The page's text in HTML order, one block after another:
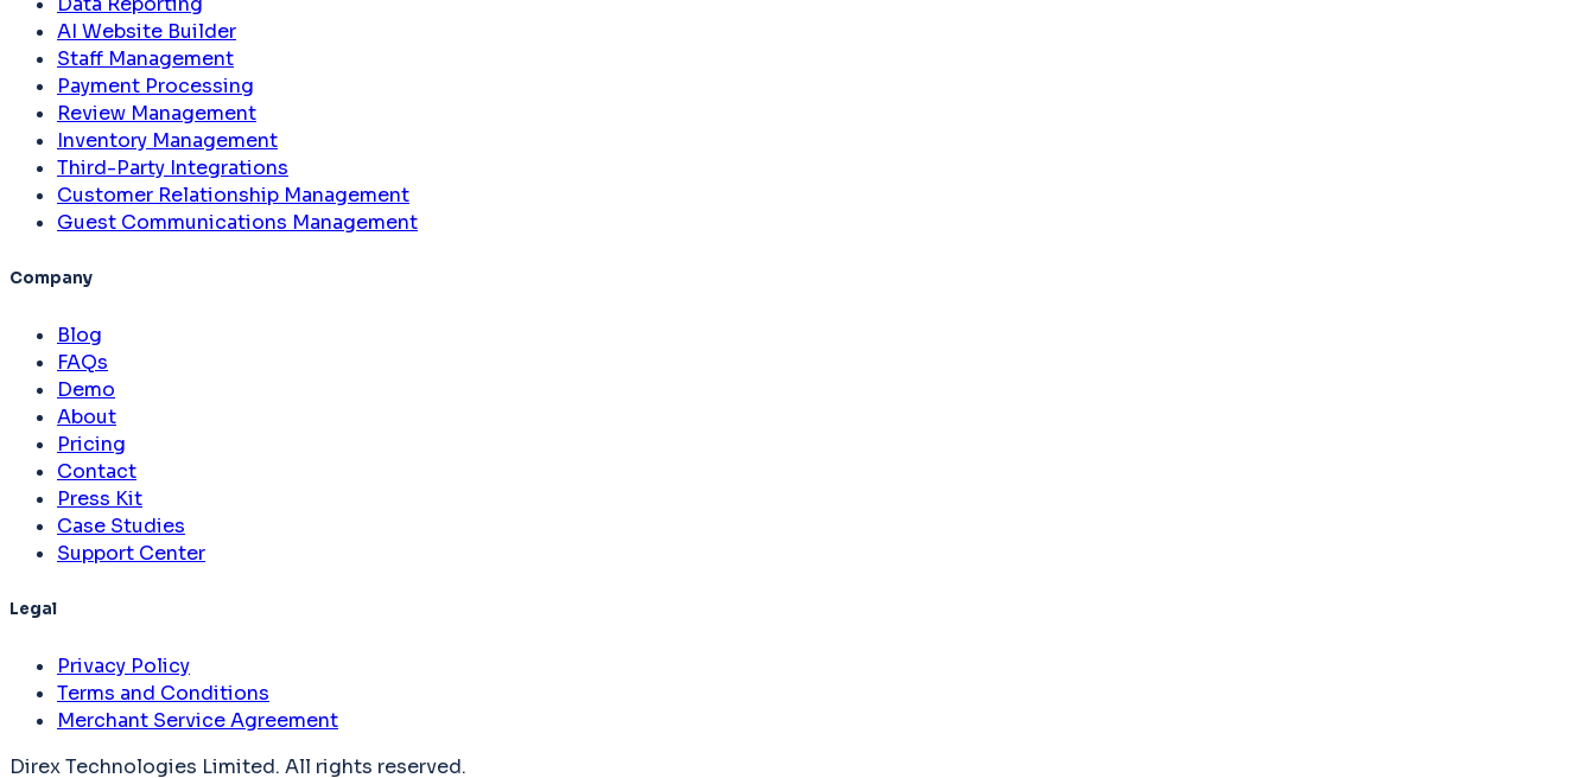
AI Website Builder
Staff Management
Payment Processing
Review Management
Inventory Management
Third-Party Integrations
Customer Relationship Management
Guest Communications Management
Company
Blog
FAQs
Demo
About
Pricing
Contact
Press Kit
Case Studies
Support Center
Legal
Privacy Policy
Terms and Conditions
Merchant Service Agreement
Direx Technologies Limited. All rights reserved.